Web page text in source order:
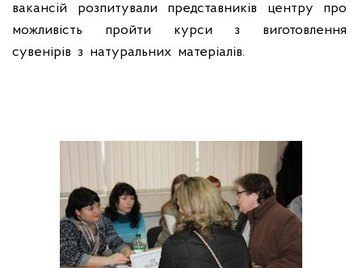
вакансій
розпитували представників центру
про
можливість
пройти курси з
виготовлення
сувенірів з натуральних матеріалів.